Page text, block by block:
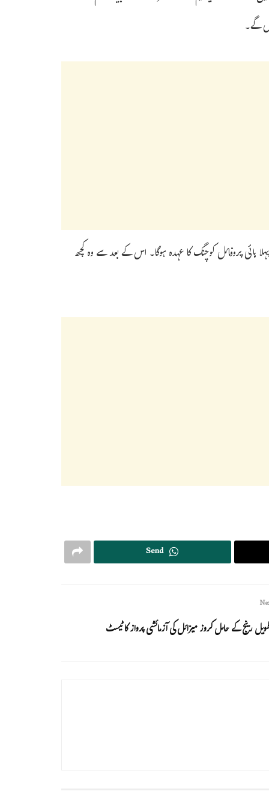
گے۔
کا پہلا ہائی پروفائل کوچنگ کا عہدہ ہوگا۔ اس کے بعد سے وہ کچھ
Send
رینج کے حامل کروز میزائل کی آزمائشی پرواز کا ٹیسٹ